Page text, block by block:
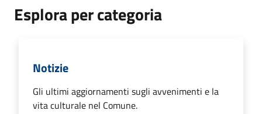
Esplora per categoria
Notizie
Gli ultimi aggiornamenti sugli avvenimenti e la
vita culturale nel Comune.